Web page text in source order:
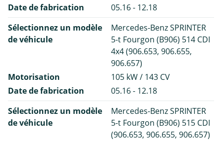
Date de fabrication
05.16 - 12.18
Sélectionnez un modèle
de véhicule
Mercedes-Benz SPRINTER
5-t Fourgon (B906) 514 CDI
4x4 (906.653, 906.655,
906.657)
Motorisation
105 kW / 143 CV
Date de fabrication
05.16 - 12.18
Sélectionnez un modèle
de véhicule
Mercedes-Benz SPRINTER
5-t Fourgon (B906) 515 CDI
(906.653, 906.655, 906.657)